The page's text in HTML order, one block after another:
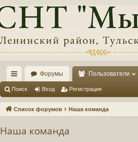
с
ы
и
Форумы Пользователи
Поиск Вход Регистрация
Список форумов Наша команда
Наша команда